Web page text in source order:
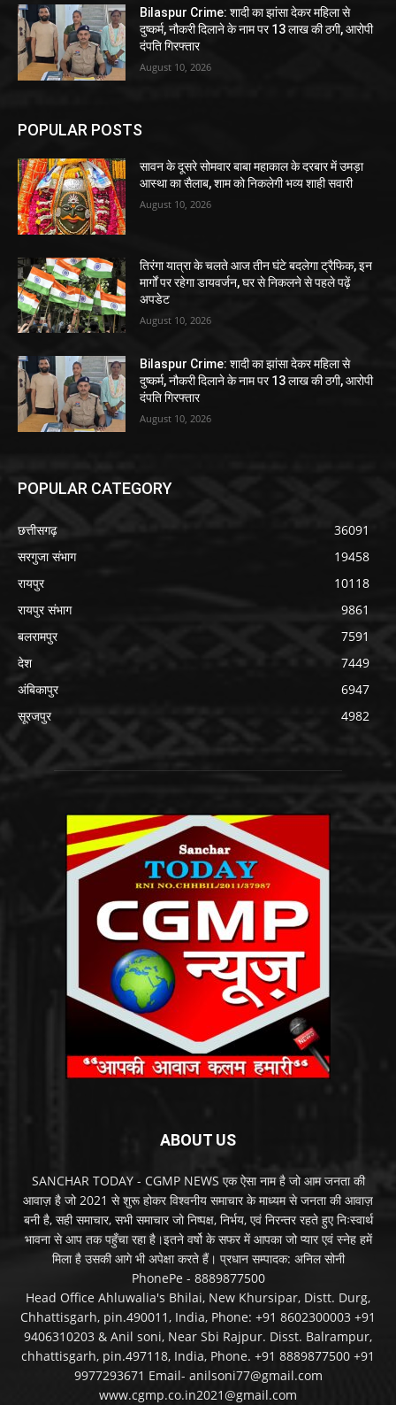
Bilaspur Crime: शादी का झांसा देकर महिला से
दुष्कर्म, नौकरी दिलाने के नाम पर 13 लाख की ठगी, आरोपी
दंपति गिरफ्तार
August 10, 2026
POPULAR POSTS
सावन के दूसरे सोमवार बाबा महाकाल के दरबार में उमड़ा
आस्था का सैलाब, शाम को निकलेगी भव्य शाही सवारी
August 10, 2026
तिरंगा यात्रा के चलते आज तीन घंटे बदलेगा ट्रैफिक, इन
मार्गों पर रहेगा डायवर्जन, घर से निकलने से पहले पढ़ें
अपडेट
August 10, 2026
Bilaspur Crime: शादी का झांसा देकर महिला से
दुष्कर्म, नौकरी दिलाने के नाम पर 13 लाख की ठगी, आरोपी
दंपति गिरफ्तार
August 10, 2026
POPULAR CATEGORY
छत्तीसगढ़
36091
सरगुजा संभाग
19458
रायपुर
10118
रायपुर संभाग
9861
बलरामपुर
7591
देश
7449
अंबिकापुर
6947
सूरजपुर
4982
ABOUT US
SANCHAR TODAY - CGMP NEWS एक ऐसा नाम है जो आम जनता की
आवाज़ है जो 2021 से शुरू होकर विश्वनीय समाचार के माध्यम से जनता की आवाज़
बनी है, सही समाचार, सभी समाचार जो निष्पक्ष, निर्भय, एवं निरन्तर रहते हुए निःस्वार्थ
भावना से आप तक पहुँचा रहा है।इतने वर्षो के सफर में आपका जो प्यार एवं स्नेह हमें
मिला है उसकी आगे भी अपेक्षा करते हैं। प्रधान सम्पादक: अनिल सोनी
PhonePe - 8889877500
Head Office Ahluwalia's Bhilai, New Khursipar, Distt. Durg,
Chhattisgarh, pin.490011, India, Phone: +91 8602300003 +91
9406310203 & Anil soni, Near Sbi Rajpur. Disst. Balrampur,
chhattisgarh, pin.497118, India, Phone. +91 8889877500 +91
9977293671 Email- anilsoni77@gmail.com
www.cgmp.co.in2021@gmail.com